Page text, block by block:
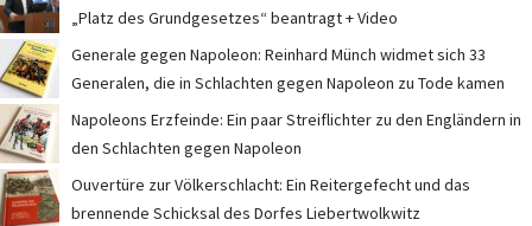
„Platz des Grundgesetzes“ beantragt + Video
Generale gegen Napoleon: Reinhard Münch widmet sich 33
Generalen, die in Schlachten gegen Napoleon zu Tode kamen
Napoleons Erzfeinde: Ein paar Streiflichter zu den Engländern in
den Schlachten gegen Napoleon
Ouvertüre zur Völkerschlacht: Ein Reitergefecht und das
brennende Schicksal des Dorfes Liebertwolkwitz